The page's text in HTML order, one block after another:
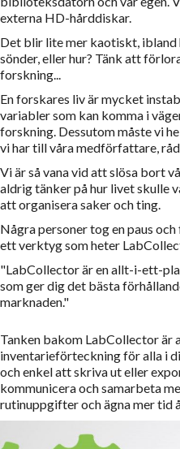
externa HD-hårddiskar.
Det blir lite mer kaotiskt, ibland
sönder, eller hur? Tänk att
forskning...
En forskares liv är mycket
variabler som kan komma i
forskning. Dessutom måste vi
vi har till våra medförfattare,
Vi är så vana vid att slösa bort
aldrig tänker på hur livet skulle
att organisera saker och ting.
Några personer tog en paus
ett verktyg som heter
"LabCollector är en allt-i-ett-
som ger dig det bästa
marknaden."
Tanken bakom LabCollector
inventarieförteckning för alla i
och enkel att skriva ut eller
kommunicera och samarbeta
rutinuppgifter och ägna mer tid